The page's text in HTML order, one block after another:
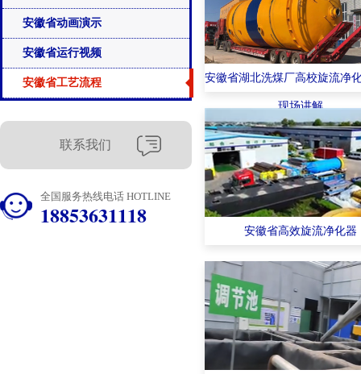
安徽省动画演示
安徽省运行视频
安徽省工艺流程
联系我们
全国服务热线电话 HOTLINE
18853631118
安徽省湖北洗煤厂高校旋流净
现场讲解
安徽省高效旋流净化器